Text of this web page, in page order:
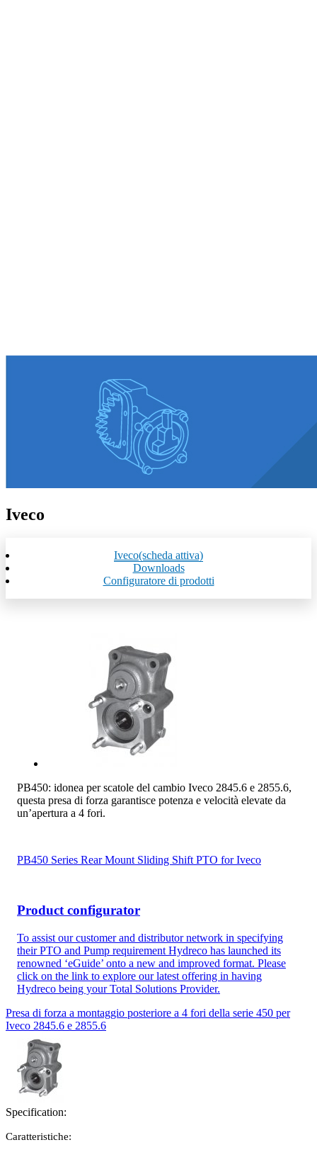
Iveco
Iveco(scheda attiva)
Downloads
Configuratore di prodotti
PB450: idonea per scatole del cambio Iveco 2845.6 e 2855.6,
questa presa di forza garantisce potenza e velocità elevate da
un’apertura a 4 fori.
PB450 Series Rear Mount Sliding Shift PTO for Iveco
Product configurator
To assist our customer and distributor network in specifying
their PTO and Pump requirement Hydreco has launched its
renowned ‘eGuide’ onto a new and improved format. Please
click on the link to explore our latest offering in having
Hydreco being your Total Solutions Provider.
Presa di forza a montaggio posteriore a 4 fori della serie 450 per
Iveco 2845.6 e 2855.6
Specification:
Caratteristiche: